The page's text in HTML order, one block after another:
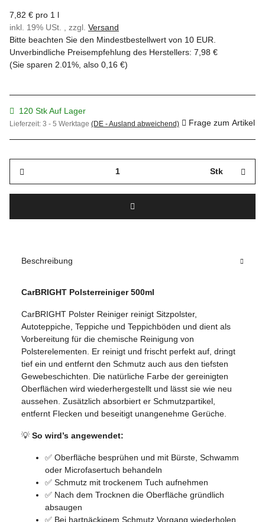
7,82 € pro 1 l
inkl. 19% USt. , zzgl. Versand
Bitte beachten Sie den Mindestbestellwert von 10 EUR.
Unverbindliche Preisempfehlung des Herstellers: 7,98 €
(Sie sparen 2.01% , also 0,16 €)
120 Stk Auf Lager
Lieferzeit: 3 - 5 Werktage (DE - Ausland abweichend) Frage zum Artikel
Stk
Beschreibung
CarBRIGHT Polsterreiniger 500ml
CarBRIGHT Polster Reiniger reinigt Sitzpolster,
Autoteppiche, Teppiche und Teppichböden und dient als
Vorbereitung für die chemische Reinigung von
Polsterelementen. Er reinigt und frischt perfekt auf, dringt
tief ein und entfernt den Schmutz auch aus den tiefsten
Gewebeschichten. Die natürliche Farbe der gereinigten
Oberflächen wird wiederhergestellt und lässt sie wie neu
aussehen. Zusätzlich absorbiert er Schmutzpartikel,
entfernt Flecken und beseitigt unangenehme Gerüche.
💡 So wird’s angewendet:
✅ Oberfläche besprühen und mit Bürste, Schwamm
oder Microfasertuch behandeln
✅ Schmutz mit trockenem Tuch aufnehmen
✅ Nach dem Trocknen die Oberfläche gründlich
absaugen
✅ Bei hartnäckigem Schmutz Vorgang wiederholen